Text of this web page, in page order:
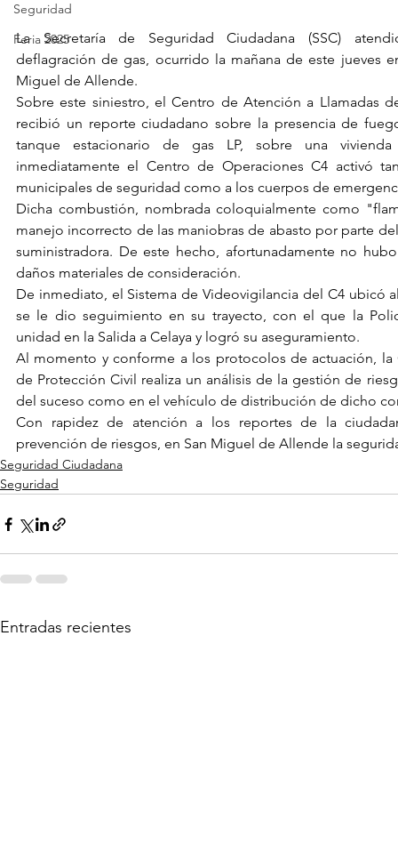
Seguridad
Feria 2025
La Secretaría de Seguridad Ciudadana (SSC)
deflagración de gas, ocurrido la mañana de este jueves
Miguel de Allende.
Sobre este siniestro, el Centro de Atención a Llamadas
recibió un reporte ciudadano sobre la presencia de
tanque estacionario de gas LP, sobre una
inmediatamente el Centro de Operaciones C4 activó
municipales de seguridad como a los cuerpos de
Dicha combustión, nombrada coloquialmente como
manejo incorrecto de las maniobras de abasto por parte
suministradora. De este hecho, afortunadamente no
daños materiales de consideración.
De inmediato, el Sistema de Videovigilancia del C4 ubicó
se le dio seguimiento en su trayecto, con el que la
unidad en la Salida a Celaya y logró su aseguramiento.
Al momento y conforme a los protocolos de actuación,
de Protección Civil realiza un análisis de la gestión de
del suceso como en el vehículo de distribución de dicho
Con rapidez de atención a los reportes de la
prevención de riesgos, en San Miguel de Allende la
Seguridad Ciudadana
Seguridad
Entradas recientes